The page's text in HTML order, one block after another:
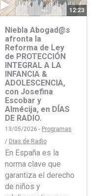
12:23
Niebla Abogad@s
afronta la
Reforma de Ley
de PROTECCIÓN
INTEGRAL A LA
INFANCIA &
ADOLESCENCIA,
con Josefina
Escobar y
Almécija, en DÍAS
DE RADIO.
13/05/2026 - Programas
/ Dias de Radio
En España es la
norma clave que
garantiza el derecho
de niños y